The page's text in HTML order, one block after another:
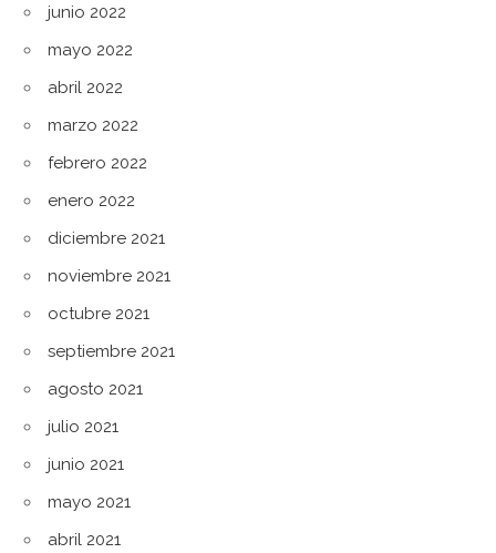
junio 2022
mayo 2022
abril 2022
marzo 2022
febrero 2022
enero 2022
diciembre 2021
noviembre 2021
octubre 2021
septiembre 2021
agosto 2021
julio 2021
junio 2021
mayo 2021
abril 2021